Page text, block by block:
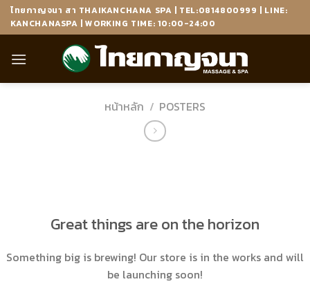
Skipไทยกาญจนา สา THAIKANCHANA SPA | TEL:0814800999 | LINE:
KANCHANASPA | WORKING TIME: 10:00-24:00
หน้าหลัก / POSTERS
Great things are on the horizon
Something big is brewing! Our store is in the works and will
be launching soon!